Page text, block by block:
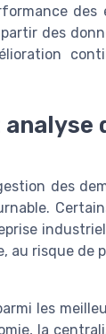
des
des
des
au risque de
les
la